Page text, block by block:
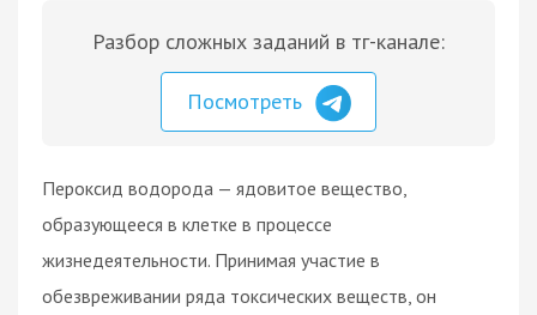
Разбор сложных заданий в тг-канале:
Посмотреть
Пероксид водорода — ядовитое вещество,
образующееся в клетке в процессе
жизнедеятельности. Принимая участие в
обезвреживании ряда токсических веществ, он